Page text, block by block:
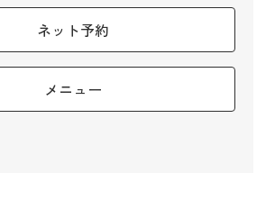
ネット予約
メニュー